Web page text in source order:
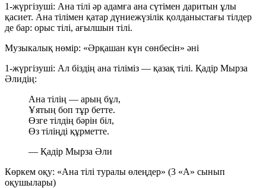
1-жүргізуші: Ана тілі әр адамға ана сүтімен даритын ұлы
қасиет. Ана тілімен қатар дүниежүзілік қолданыстағы тілдер
де бар: орыс тілі, ағылшын тілі.
Музыкалық нөмір: «Әрқашан күн сөнбесін» әні
1-жүргізуші: Ал біздің ана тіліміз — қазақ тілі. Қадір Мырза
Әлидің:
Ана тілің — арың бұл,
Ұятың боп тұр бетте.
Өзге тілдің бәрін біл,
Өз тіліңді құрметте.
— Қадір Мырза Әли
Көркем оқу: «Ана тілі туралы өлеңдер» (3 «А» сынып
оқушылары)